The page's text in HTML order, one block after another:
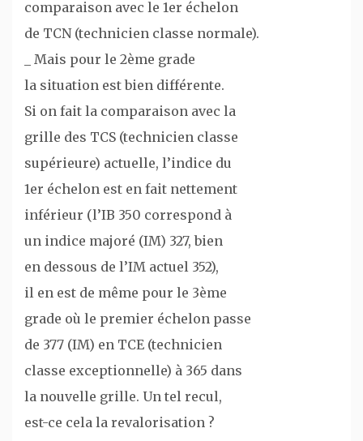
comparaison avec le 1er échelon
de TCN (technicien classe normale).
_ Mais pour le 2ème grade
la situation est bien différente.
Si on fait la comparaison avec la
grille des TCS (technicien classe
supérieure) actuelle, l’indice du
1er échelon est en fait nettement
inférieur (l’IB 350 correspond à
un indice majoré (IM) 327, bien
en dessous de l’IM actuel 352),
il en est de même pour le 3ème
grade où le premier échelon passe
de 377 (IM) en TCE (technicien
classe exceptionnelle) à 365 dans
la nouvelle grille. Un tel recul,
est-ce cela la revalorisation ?